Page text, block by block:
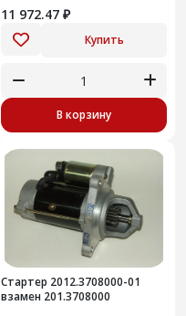
11 972.47 ₽
Купить
В корзину
Стартер 2012.3708000-01
взамен 201.3708000